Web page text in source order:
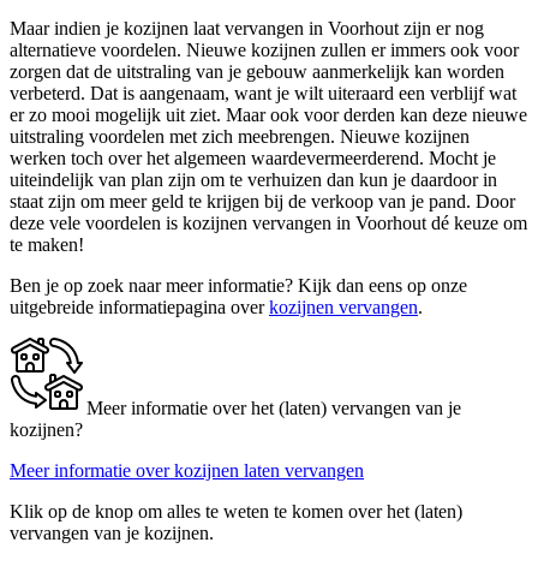
Maar indien je kozijnen laat vervangen in Voorhout zijn er nog
alternatieve voordelen. Nieuwe kozijnen zullen er immers ook voor
zorgen dat de uitstraling van je gebouw aanmerkelijk kan worden
verbeterd. Dat is aangenaam, want je wilt uiteraard een verblijf wat
er zo mooi mogelijk uit ziet. Maar ook voor derden kan deze nieuwe
uitstraling voordelen met zich meebrengen. Nieuwe kozijnen
werken toch over het algemeen waardevermeerderend. Mocht je
uiteindelijk van plan zijn om te verhuizen dan kun je daardoor in
staat zijn om meer geld te krijgen bij de verkoop van je pand. Door
deze vele voordelen is kozijnen vervangen in Voorhout dé keuze om
te maken!
Ben je op zoek naar meer informatie? Kijk dan eens op onze
uitgebreide informatiepagina overkozijnen vervangen.
Meer informatie over het (laten) vervangen van je
kozijnen?
Meer informatie over kozijnen laten vervangen
Klik op de knop om alles te weten te komen over het (laten)
vervangen van je kozijnen.